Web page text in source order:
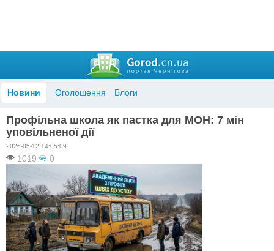
Новини Оголошення Блоги
Профільна школа як пастка для МОН: 7 мін
уповільненої дії
2026-05-12 14:05:09
1019 0